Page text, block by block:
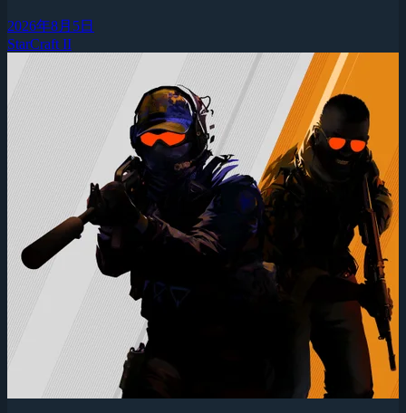
2026年8月5日
StarCraft II